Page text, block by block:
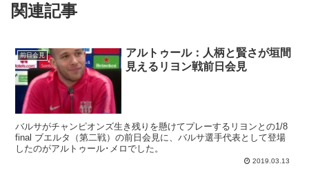
関連記事
前日会見
アルトゥール：人柄と賢さが垣間
見えるリヨン戦前日会見
バルサがチャンピオンズ生き残りを懸けてプレーするリヨンとの1/8
final ブエルタ（第二戦）の前日会見に、バルサ選手代表として登場
したのがアルトゥール･メロでした。
2019.03.13